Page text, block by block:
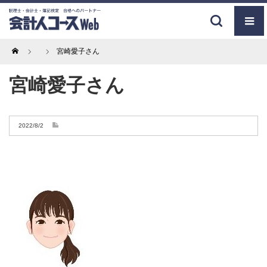
Home 宮崎愛子さん
宮崎愛子さん
2022/8/2